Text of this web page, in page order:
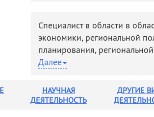
Публикации
Специалист в области в
экономики, региональной
планирования, региональной
Важнейшие результаты:
периферийности в
2. анализ межрегиональных
Далее
НАУЧНАЯ
ДЕЯТЕЛЬНОСТЬ
ДРУГИЕ